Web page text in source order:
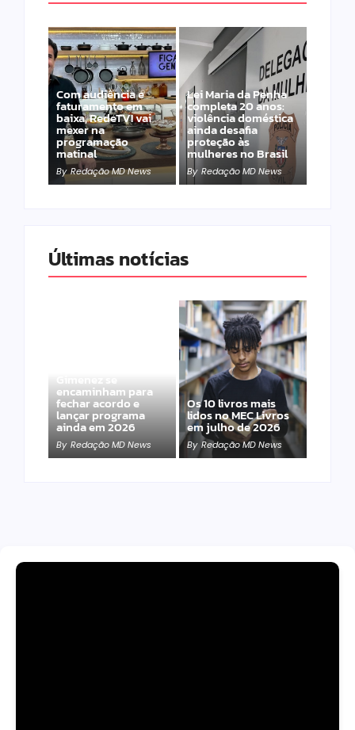
Com audiência e
faturamento em
baixa, RedeTV! vai
mexer na
programação
matinal
By Redação MD News
Lei Maria da Penha
completa 20 anos:
violência doméstica
ainda desafia
proteção às
mulheres no Brasil
By Redação MD News
Últimas notícias
Gimenez se
encaminham para
fechar acordo e
lançar programa
ainda em 2026
By Redação MD News
Os 10 livros mais
lidos no MEC Livros
em julho de 2026
By Redação MD News